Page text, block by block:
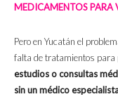
MEDICAMENTOS PARA
Pero en Yucatán el
falta de tratamientos para
estudios o consultas
sin un médico